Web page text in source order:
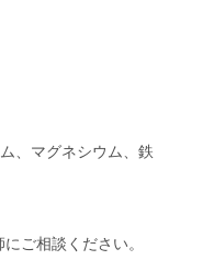
、マグネシウム、鉄
ご相談ください。